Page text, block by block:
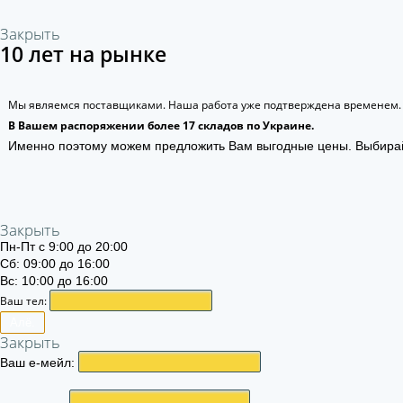
Закрыть
10 лет на рынке
Мы являемся поставщиками. Наша работа уже подтверждена временем.
В Вашем распоряжении более 17 складов по Украине.
Именно поэтому можем предложить Вам выгодные цены.
Закрыть
Пн-Пт с 9:00 до 20:00
Сб: 09:00 до 16:00
Вс: 10:00 до 16:00
Ваш тел:
Закрыть
Ваш е-мейл: